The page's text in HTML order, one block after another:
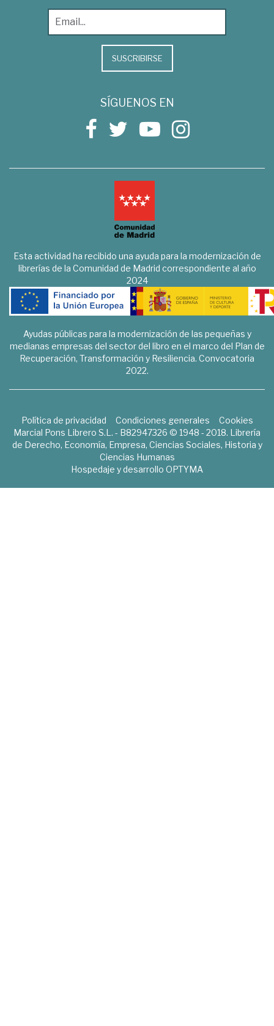
SUSCRIBIRSE
SÍGUENOS EN
Esta actividad ha recibido una ayuda para la modernización de
librerías de la Comunidad de Madrid correspondiente al año
2024
Ayudas públicas para la modernización de las pequeñas y
medianas empresas del sector del libro en el marco del Plan de
Recuperación, Transformación y Resiliencia. Convocatoria
2022.
Política de privacidad Condiciones generales
Cookies
Marcial Pons Librero S.L. - B82947326 © 1948 - 2018. Librería
de Derecho, Economía, Empresa, Ciencias Sociales, Historia y
Ciencias Humanas
Hospedaje y desarrollo OPTYMA